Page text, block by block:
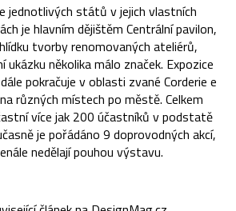
jednotlivých států v jejich vlastních
je hlavním dějištěm Centrální pavilon,
tvorby renomovaných ateliérů,
několika málo značek. Expozice
pokračuje v oblasti zvané Corderie e
různých místech po městě. Celkem
více jak 200 účastníků v podstatě
je pořádáno 9 doprovodných akcí,
nedělají pouhou výstavu.